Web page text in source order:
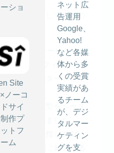
ーショ
Site
ノーコ
サイ
制作プ
トフ
ム
ネット広
告運用
Google、
Yahoo!
など各媒
体から多
くの受賞
実績があ
るチーム
が、デジ
タルマー
ケティン
グを支
めの挑戦として、この
の3D試着サービス
バーチャルフィッ
ップにてスタートして
ビスでは顔型をベース
どまっていました。
る向上を目指し2016
のが、今回ご紹介する